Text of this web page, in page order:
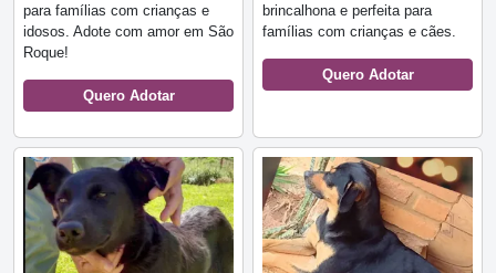
para famílias com crianças e
idosos. Adote com amor em São
Roque!
Quero Adotar
brincalhona e perfeita para
famílias com crianças e cães.
Quero Adotar